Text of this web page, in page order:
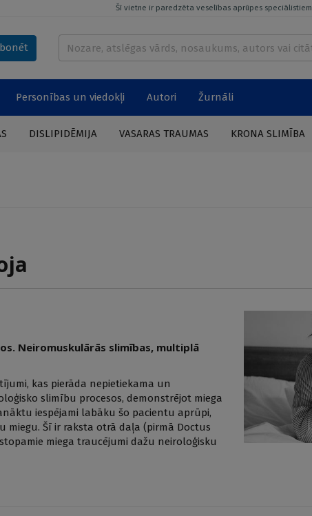
Šī vietne ir paredzēta veselības aprūpes speciālistiem
Personības un viedokļi Autori Žurnāli
DISLIPIDĒMIJA VASARAS TRAUMAS KRONA SLIMĪBA
Neiromuskulārās slimības, multiplā
kas pierāda nepietiekama un
slimību procesos, demonstrējot miega
iespējami labāku šo pacientu aprūpi,
miegu. Šī ir raksta otrā daļa (pirmā Doctus
miega traucējumi dažu neiroloģisku